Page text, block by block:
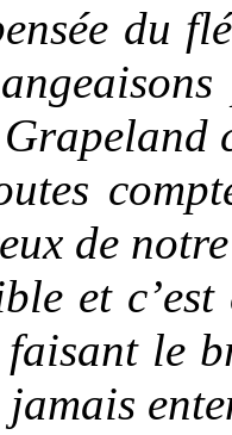
du
de
et
le
jamais